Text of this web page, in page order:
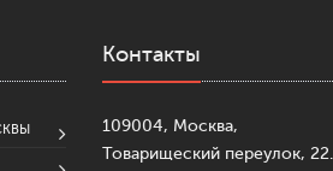
Контакты
109004, Москва,
Товарищеский переулок, 22.